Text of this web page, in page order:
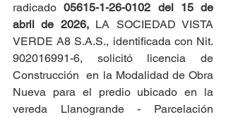
radicado 05615-1-26-0102 del
15 de
abril de 2026, LA SOCIEDAD VISTA
VERDE A8 S.A.S., identificada con Nit.
902016991-6, solicitó licencia de
Construcción  en la Modalidad de Obra
Nueva para el predio ubicado en la
vereda Llanogrande - Parcelación